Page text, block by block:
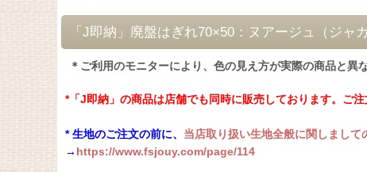
「J即納」廃盤はぎれ70×50：ヌアージュ（ジャ
＊ご利用のモニターにより、色の見え方が実際の商品と異
*「J即納」の商品は店舗でも同時に販売しております。ご
* 生地のご注文の前に、 当店取り扱い生地全般に関しまして
→ https://www.fsjouy.com/page/114